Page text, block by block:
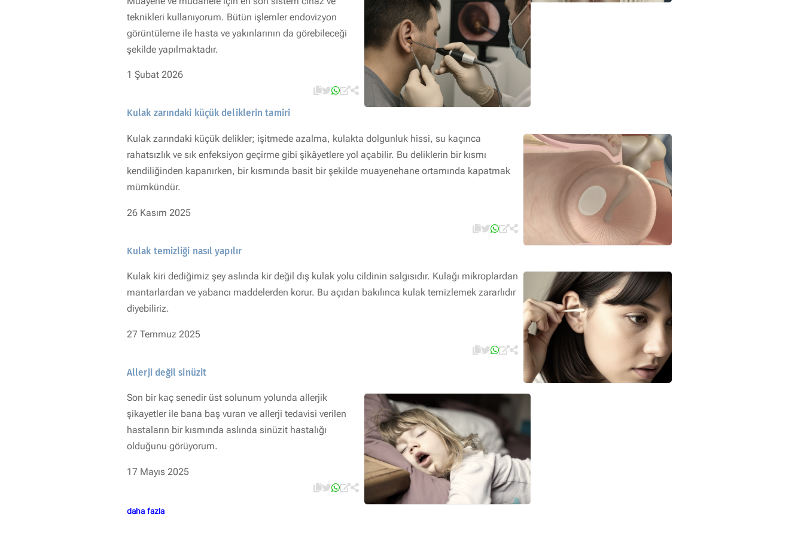
teknikleri kullanıyorum. Bütün işlemler endovizyon
görüntüleme ile hasta ve yakınlarının da görebileceği
şekilde yapılmaktadır.
1 Şubat 2026
Kulak zarındaki küçük deliklerin tamiri
Kulak zarındaki küçük delikler; işitmede azalma, kulakta dolgunluk hissi, su kaçınca
rahatsızlık ve sık enfeksiyon geçirme gibi şikâyetlere yol açabilir. Bu deliklerin bir kısmı
kendiliğinden kapanırken, bir kısmında basit bir şekilde muayenehane ortamında kapatmak
mümkündür.
26 Kasım 2025
Kulak temizliği nasıl yapılır
Kulak kiri dediğimiz şey aslında kir değil dış kulak yolu cildinin salgısıdır. Kulağı mikroplardan
mantarlardan ve yabancı maddelerden korur. Bu açıdan bakılınca kulak temizlemek zararlıdır
diyebiliriz.
27 Temmuz 2025
Allerji değil sinüzit
Son bir kaç senedir üst solunum yolunda allerjik
şikayetler ile bana baş vuran ve allerji tedavisi verilen
hastaların bir kısmında aslında sinüzit hastalığı
olduğunu görüyorum.
17 Mayıs 2025
daha fazla